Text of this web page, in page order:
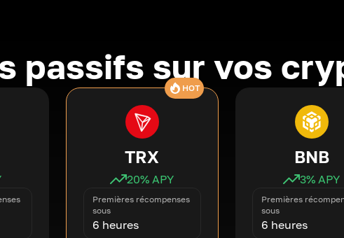
passifs sur vos
HOT
TRX
20% APY
Premières récompenses
sous
6 heures
BNB
3% APY
Premières
sous
6 heures